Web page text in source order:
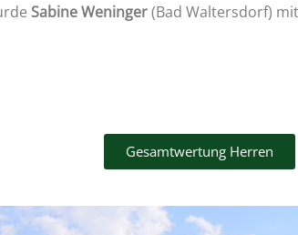
Sabine Weninger(Bad Waltersdorf)
Gesamtwertung Herren